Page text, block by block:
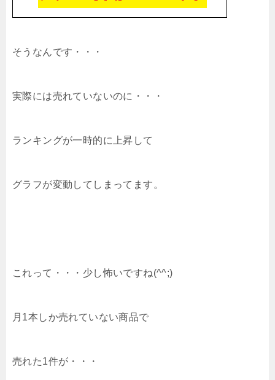
そうなんです・・・
実際には売れていないのに・・・
ランキングが一時的に上昇して
グラフが変動してしまってます。
これって・・・少し怖いですね(^^;)
月1本しか売れていない商品で
売れた1件が・・・